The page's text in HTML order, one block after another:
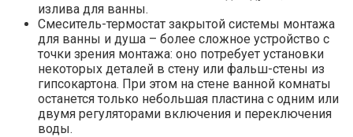
излива для ванны.
Смеситель-термостат закрытой системы монтажа
для ванны и душа – более сложное устройство с
точки зрения монтажа: оно потребует установки
некоторых деталей в стену или фальш-стены из
гипсокартона. При этом на стене ванной комнаты
останется только небольшая пластина с одним или
двумя регуляторами включения и переключения
воды.